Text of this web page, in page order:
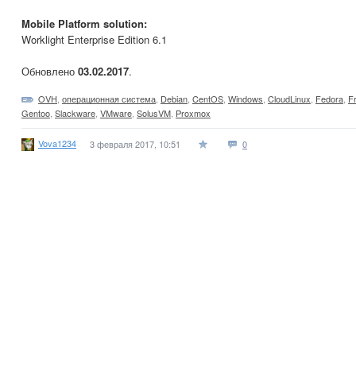
Mobile Platform solution:
Worklight Enterprise Edition 6.1
Обновлено 03.02.2017.
OVH операционная система Debian CentOS Windows CloudLinux Fedora
Gentoo Slackware VMware SolusVM Proxmox
Vova1234 3 февраля 2017, 10:51 0